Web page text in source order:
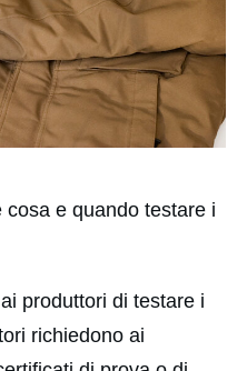
e quando testare i
produttori di testare i
richiedono ai